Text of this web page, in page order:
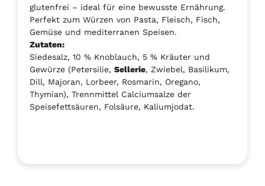
glutenfrei – ideal für eine bewusste Ernährung.
Perfekt zum Würzen von Pasta, Fleisch, Fisch,
Gemüse und mediterranen Speisen.
Zutaten:
Siedesalz, 10 % Knoblauch, 5 % Kräuter und
Gewürze (Petersilie, Sellerie, Zwiebel, Basilikum,
Dill, Majoran, Lorbeer, Rosmarin, Oregano,
Thymian), Trennmittel Calciumsalze der
Speisefettsäuren, Folsäure, Kaliumjodat.